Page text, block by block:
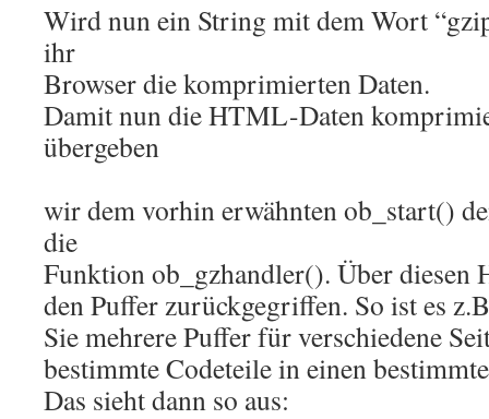
Wird nun ein String mit dem Wort
ihr
Browser die komprimierten Daten.
Damit nun die HTML-Daten
übergeben
wir dem vorhin erwähnten ob_start()
die
Funktion ob_gzhandler(). Über diesen
den Puffer zurückgegriffen. So ist es
Sie mehrere Puffer für verschiedene
bestimmte Codeteile in einen
Das sieht dann so aus: